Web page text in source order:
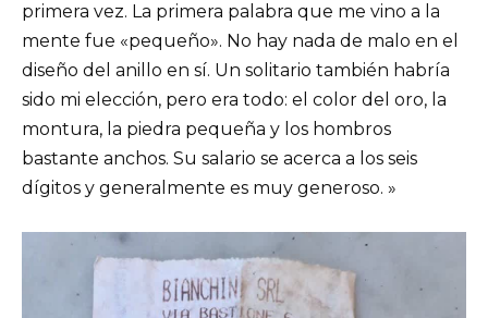
primera vez. La primera palabra que me vino a la
mente fue «pequeño». No hay nada de malo en el
diseño del anillo en sí. Un solitario también habría
sido mi elección, pero era todo: el color del oro, la
montura, la piedra pequeña y los hombros
bastante anchos. Su salario se acerca a los seis
dígitos y generalmente es muy generoso. »